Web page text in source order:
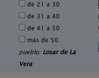
de 21 a 30
de 31 a 40
de 41 a 50
más de 50
pueblo: Losar de La
Vera